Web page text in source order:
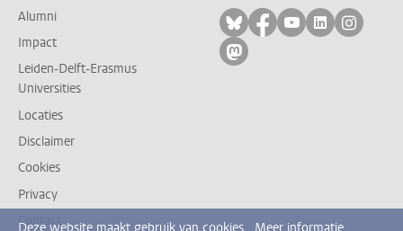
Alumni
Impact
Leiden-Delft-Erasmus
Universities
Locaties
Disclaimer
Cookies
Privacy
Contact
Volg ons op bluesky
Volg ons op
Volg ons op
Volg ons
Volg
Volg ons op mastodon